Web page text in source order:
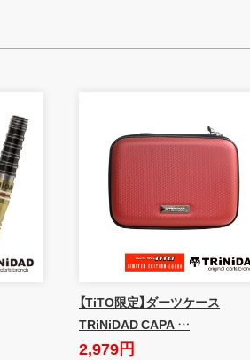
【TiTO限定】ダーツケース
TRiNiDAD CAPA …
2,979円